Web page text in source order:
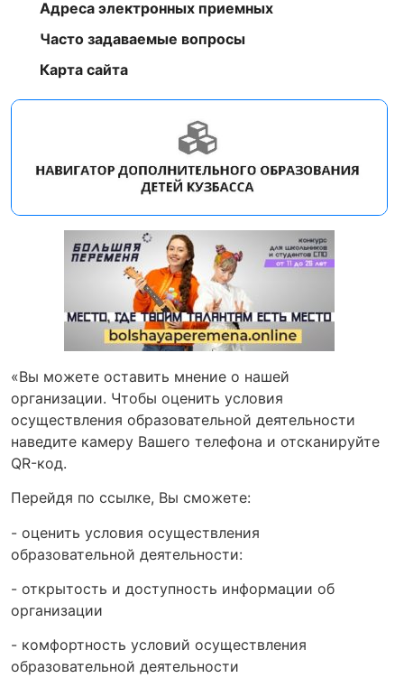
Адреса электронных приемных
Часто задаваемые вопросы
Карта сайта
«Вы можете оставить мнение о нашей
организации. Чтобы оценить условия
осуществления образовательной деятельности
наведите камеру Вашего телефона и отсканируйте
QR-код.
Перейдя по ссылке, Вы сможете:
- оценить условия осуществления
образовательной деятельности:
- открытость и доступность информации об
организации
- комфортность условий осуществления
образовательной деятельности